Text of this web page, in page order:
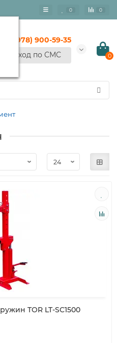
0 0
+7 (978) 900-59-35
Вход по СМС
0
TOR LT-SC1500